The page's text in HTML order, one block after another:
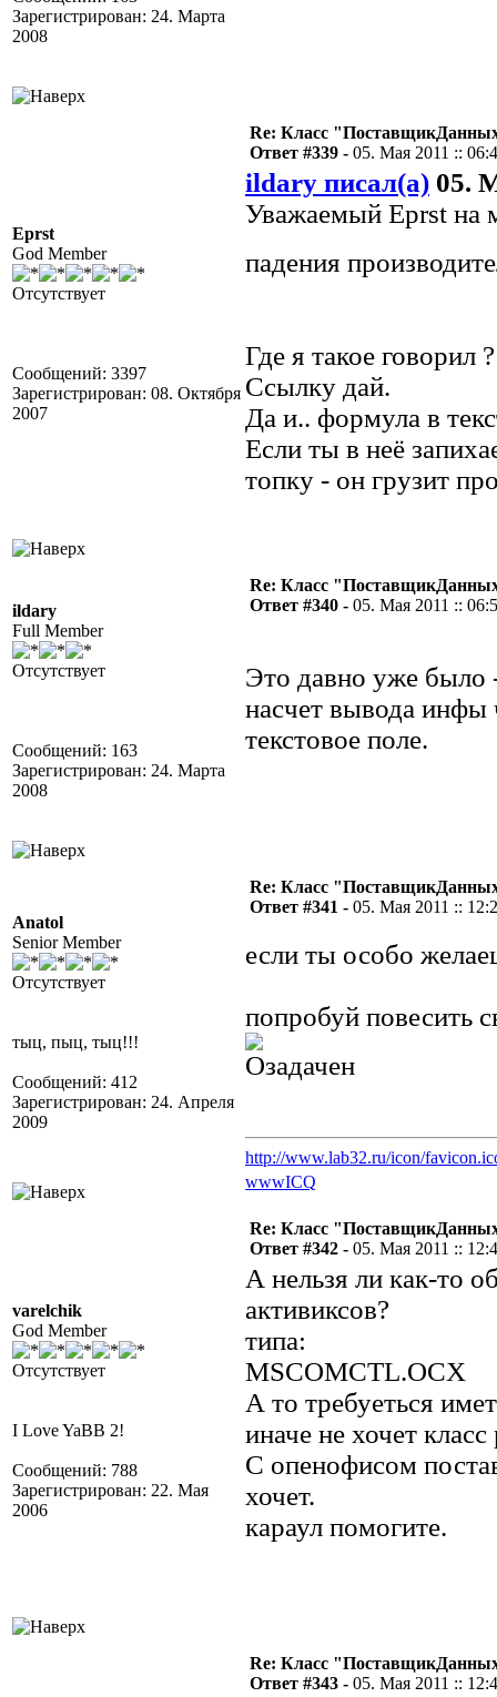
Зарегистрирован: 24. Марта
2008
Eprst
God Member
Отсутствует
Сообщений: 3397
Зарегистрирован: 08. Октября
2007
Re: Класс
Ответ #339 - 05. Мая 2011 ::
ildary писал(а) 05.
Уважаемый Eprst на
падения
Где я такое говорил ?
Ссылку дай.
Да и.. формула в
Если ты в неё
топку - он грузит
ildary
Full Member
Отсутствует
Сообщений: 163
Зарегистрирован: 24. Марта
2008
Re: Класс
Ответ #340 - 05. Мая 2011 ::
Это давно уже было
насчет вывода инфы
текстовое поле.
Anatol
Senior Member
Отсутствует
тыц, пыц, тыц!!!
Сообщений: 412
Зарегистрирован: 24. Апреля
2009
Re: Класс
Ответ #341 - 05. Мая 2011 ::
если ты особо
попробуй
http://www.lab32.ru/icon/
wwwICQ
varelchik
God Member
Отсутствует
I Love YaBB 2!
Сообщений: 788
Зарегистрирован: 22. Мая
2006
Re: Класс
Ответ #342 - 05. Мая 2011 ::
А нельзя ли как-то
активиксов?
типа:
MSCOMCTL.OCX
А то требуеться
иначе не хочет класс
С опенофисом
хочет.
караул помогите.
Re: Класс
Ответ #343 - 05. Мая 2011 ::